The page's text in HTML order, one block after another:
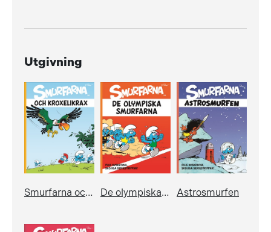
Utgivning
Smurfarna och Kroxelikrax De olympiska smurfarna Astrosmurfen